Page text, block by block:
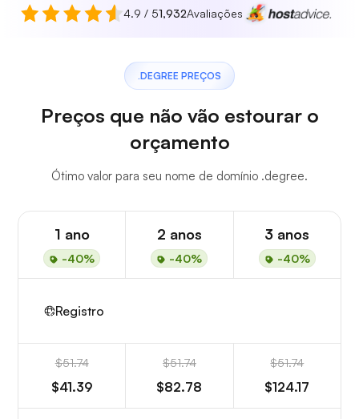
4.9 / 51,932Avaliações
.DEGREE PREÇOS
Preços que não vão estourar o
orçamento
Ótimo valor para seu nome de domínio .degree.
1 ano
-40%
2 anos
-40%
3 anos
-40%
Registro
$51.74
$41.39
$51.74
$82.78
$51.74
$124.17